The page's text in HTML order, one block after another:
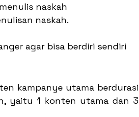
naskah
naskah.
agar bisa berdiri sendiri
kampanye utama berdurasi
yaitu 1 konten utama dan 3